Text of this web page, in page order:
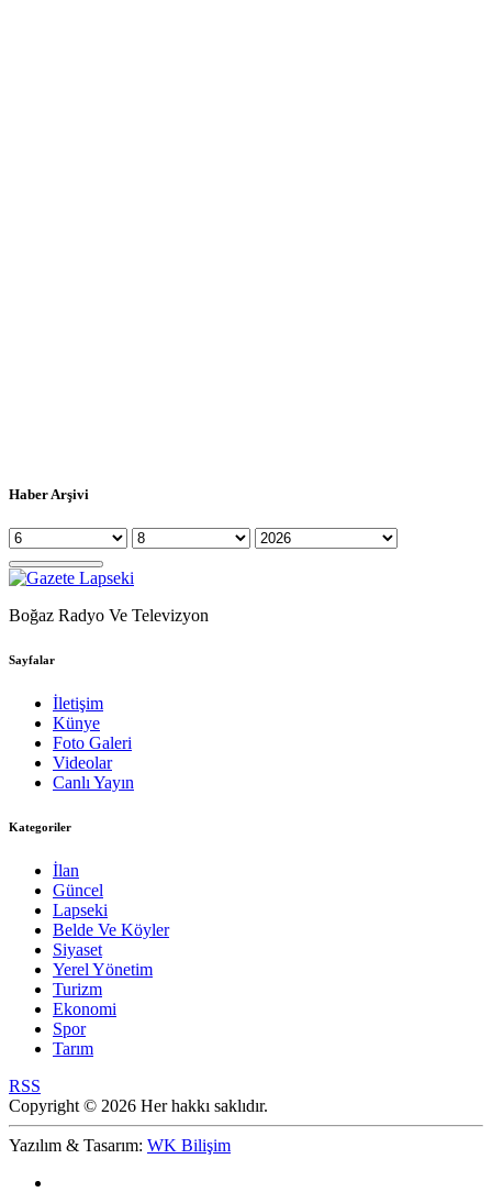
Haber Arşivi
Boğaz Radyo Ve Televizyon
Sayfalar
İletişim
Künye
Foto Galeri
Videolar
Canlı Yayın
Kategoriler
İlan
Güncel
Lapseki
Belde Ve Köyler
Siyaset
Yerel Yönetim
Turizm
Ekonomi
Spor
Tarım
RSS
Copyright © 2026 Her hakkı saklıdır.
Yazılım & Tasarım: WK Bilişim